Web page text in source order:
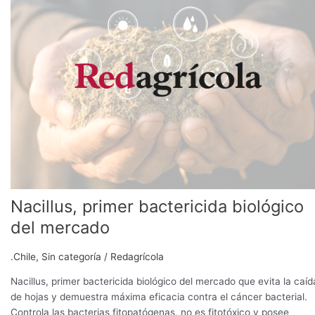
Nacillus, primer bactericida biológico
del mercado
.Chile, Sin categoría / Redagrícola
Nacillus, primer bactericida biológico del mercado que evita la
de hojas y demuestra máxima eficacia contra el cáncer bacterial.
Controla las bacterias fitopatógenas, no es fitotóxico y posee
biológico
mercado